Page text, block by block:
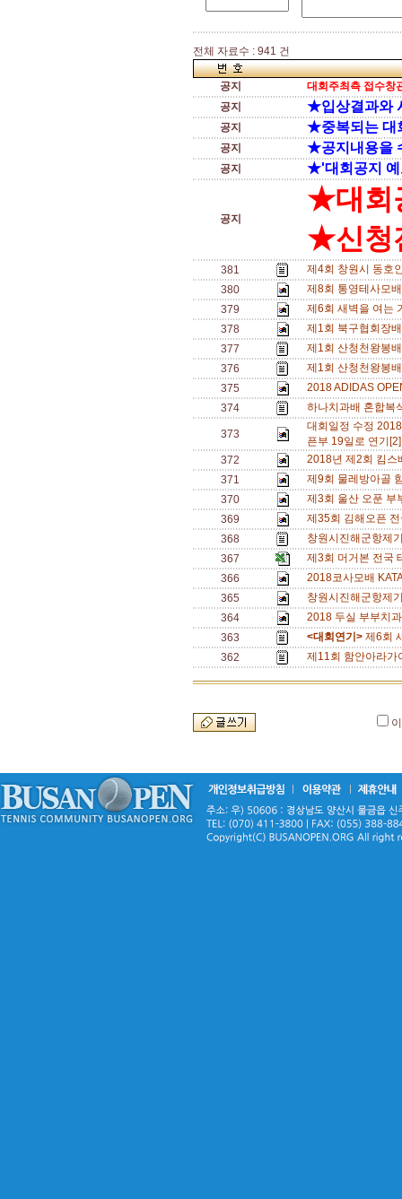
전체 자료수 : 941 건
공지
대회주최측 접수창
공지
★입상결과와
공지 ★중복되는 대
공지 ★공지내용을
공지 ★'대회공지 예
공지
★대회
★신청
381
제4회 창원시 동호
380
제8회 통영테사모
379
제6회 새벽을 여는
378
제1회 북구협회장
377
제1회 산청천왕봉
376
제1회 산청천왕봉
375
2018 ADIDAS
374
하나치과배 혼합복
373
대회일정 수정
픈부 19일로 연기
372
2018년 제2회 킴
371
제9회 물레방아골
370
제3회 울산 오푼
369
제35회 김해오픈
368
창원시진해군항제
367
제3회 머거본 전국
366
2018코사모배
365
창원시진해군항제
364
2018 두실 부부치
363
<대회연기> 제6회
362
제11회 함안아라